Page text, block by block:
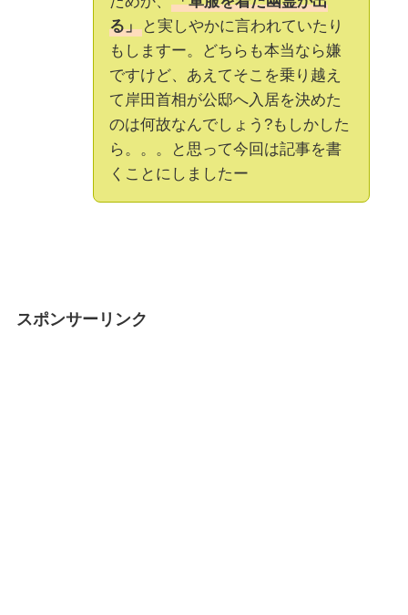
る」と実しやかに言われていたり
もしますー。どちらも本当なら嫌
ですけど、あえてそこを乗り越え
て岸田首相が公邸へ入居を決めた
のは何故なんでしょう?もしかした
ら。。。と思って今回は記事を書
くことにしましたー
スポンサーリンク